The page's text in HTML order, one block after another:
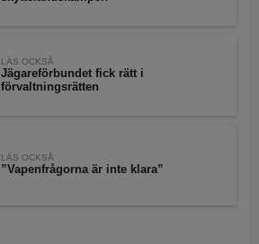
LÄS OCKSÅ
Jägareförbundet fick rätt i
förvaltningsrätten
LÄS OCKSÅ
”Vapenfrågorna är inte klara”